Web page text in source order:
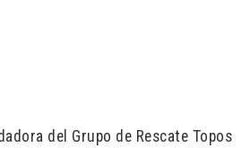
del Grupo de Rescate Topos